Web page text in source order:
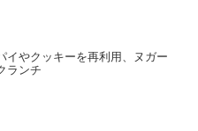
イやクッキーを再利用、ヌガー
ランチ